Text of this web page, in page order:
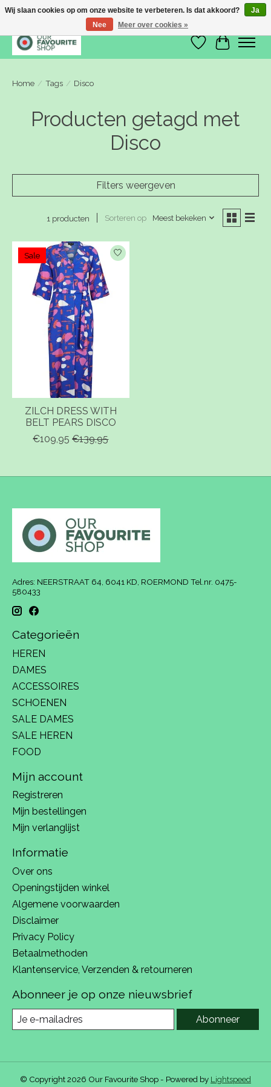
Verlanglijst
Home / Tags / Disco
Producten getagd met
Disco
Filters weergeven
1 producten Sorteren op Meest bekeken
Sale
ZILCH DRESS WITH
BELT PEARS DISCO
€109,95 €139,95
Adres: NEERSTRAAT 64, 6041 KD, ROERMOND Tel.nr. 0475-
580433
Categorieën
HEREN
DAMES
ACCESSOIRES
SCHOENEN
SALE DAMES
SALE HEREN
FOOD
Mijn account
Registreren
Mijn bestellingen
Mijn verlanglijst
Informatie
Over ons
Openingstijden winkel
Algemene voorwaarden
Disclaimer
Privacy Policy
Betaalmethoden
Klantenservice, Verzenden & retourneren
Abonneer je op onze nieuwsbrief
Abonneer
© Copyright 2026 Our Favourite Shop - Powered by Lightspeed
Wij slaan cookies op om onze website te verbeteren. Is dat akkoord?
Ja
Nee
Meer over cookies »